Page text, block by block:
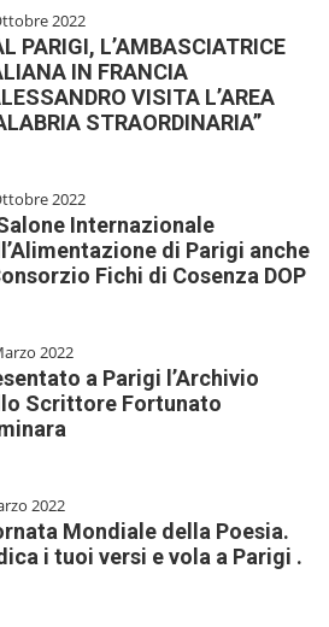
2022
PARIGI, L’AMBASCIATRICE
IN FRANCIA
VISITA L’AREA
STRAORDINARIA”
2022
Internazionale
di Parigi anche
Fichi di Cosenza DOP
2022
a Parigi l’Archivio
Scrittore Fortunato
2022
Mondiale della Poesia.
i tuoi versi e vola a Parigi .